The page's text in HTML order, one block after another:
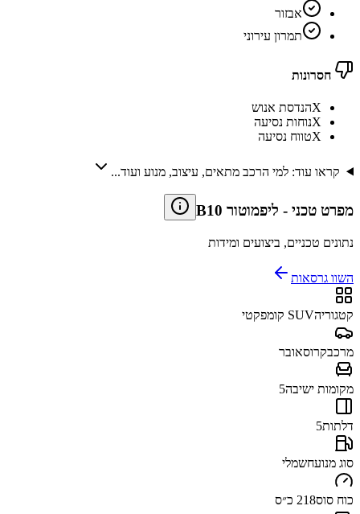
אבזור
תמרון עירוני
חסרונות
Xהנדסת אנוש
Xנוחות נסיעה
Xטווח נסיעה
קראו עוד: למי הרכב מתאים, עיצוב, מנוע ועוד...
מפרט טכני - ליפמוטור B10
נתונים טכניים, ביצועים ומידות
השוו גרסאות
קטגוריהSUV קומפקטי
מרכבקרוסאובר
מקומות ישיבה5
דלתות5
סוג מנועחשמלי
כוח סוס218 כ״ס